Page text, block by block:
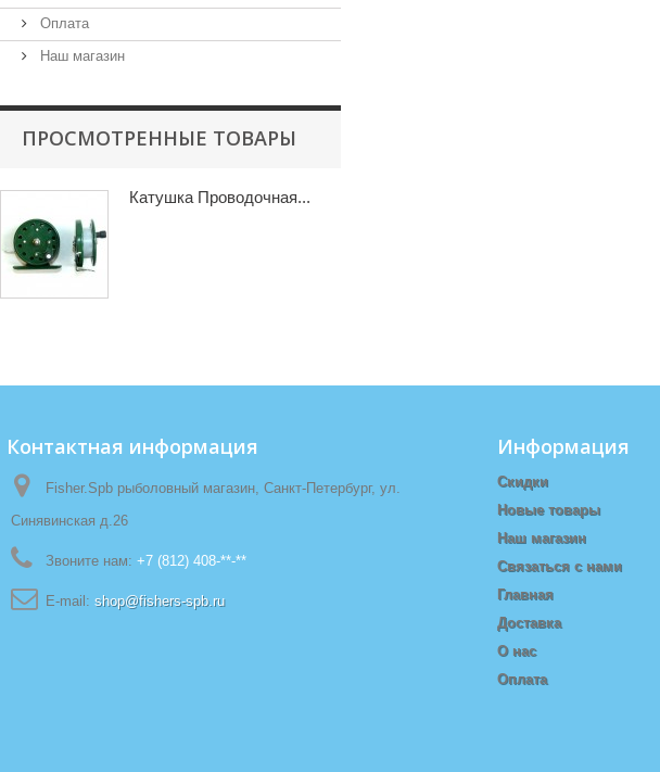
Оплата
Наш магазин
ПРОСМОТРЕННЫЕ ТОВАРЫ
Катушка Проводочная...
Контактная информация
Fisher.Spb рыболовный магазин, Санкт-Петербург, ул.
Синявинская д.26
Звоните нам: +7 (812) 408-**-**
E-mail: shop@fishers-spb.ru
Информация
Скидки
Новые товары
Наш магазин
Связаться с нами
Главная
Доставка
О нас
Оплата